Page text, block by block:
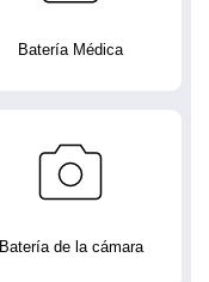
Batería Médica
Batería de la cámara